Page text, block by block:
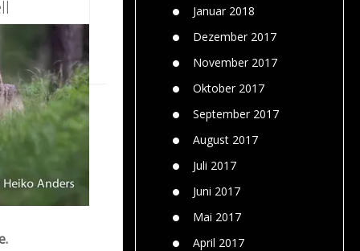
Januar 2018
Dezember 2017
November 2017
Oktober 2017
September 2017
August 2017
Juli 2017
Juni 2017
Mai 2017
April 2017